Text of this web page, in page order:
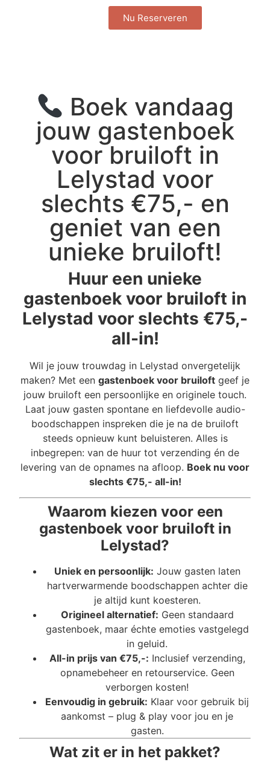
Nu Reserveren
Boek vandaag
jouw gastenboek
voor bruiloft in
Lelystad voor
slechts €75,- en
geniet van een
unieke bruiloft!
Huur een unieke
gastenboek voor bruiloft in
Lelystad voor slechts €75,-
all-in!
Wil je jouw trouwdag in Lelystad onvergetelijk
maken? Met een gastenboek voor bruiloft geef je
jouw bruiloft een persoonlijke en originele touch.
Laat jouw gasten spontane en liefdevolle audio-
boodschappen inspreken die je na de bruiloft
steeds opnieuw kunt beluisteren. Alles is
inbegrepen: van de huur tot verzending én de
levering van de opnames na afloop. Boek nu voor
slechts €75,- all-in!
Waarom kiezen voor een
gastenboek voor bruiloft in
Lelystad?
Uniek en persoonlijk: Jouw gasten laten
hartverwarmende boodschappen achter die
je altijd kunt koesteren.
Origineel alternatief: Geen standaard
gastenboek, maar échte emoties vastgelegd
in geluid.
All-in prijs van €75,-: Inclusief verzending,
opnamebeheer en retourservice. Geen
verborgen kosten!
Eenvoudig in gebruik: Klaar voor gebruik bij
aankomst – plug & play voor jou en je
gasten.
Wat zit er in het pakket?